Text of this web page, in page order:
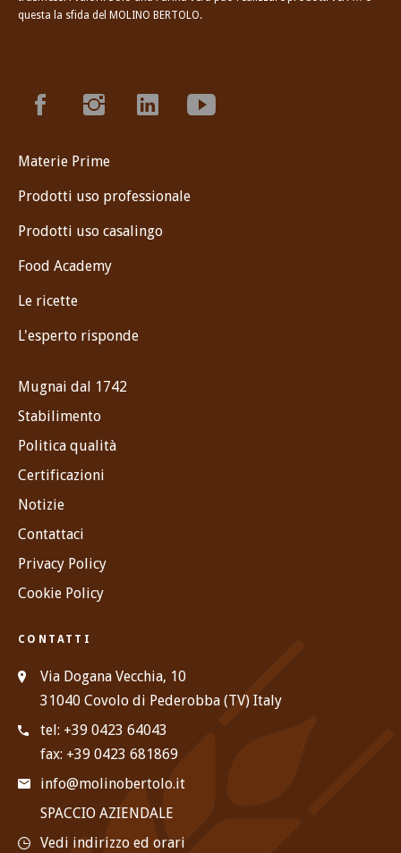
questa la sfida del MOLINO BERTOLO.
Materie Prime
Prodotti uso professionale
Prodotti uso casalingo
Food Academy
Le ricette
L'esperto risponde
Mugnai dal 1742
Stabilimento
Politica qualità
Certificazioni
Notizie
Contattaci
Privacy Policy
Cookie Policy
CONTATTI
Via Dogana Vecchia, 10
31040 Covolo di Pederobba (TV) Italy
tel: +39 0423 64043
fax: +39 0423 681869
info@molinobertolo.it
SPACCIO AZIENDALE
Vedi indirizzo ed orari